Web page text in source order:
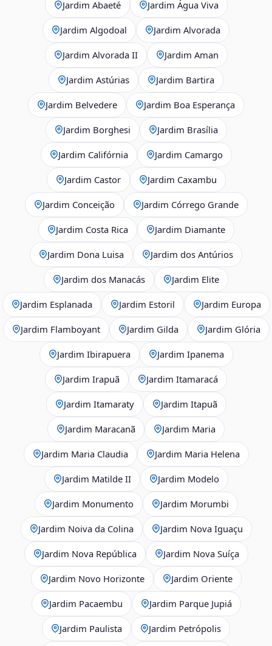
Jardim Abaeté Jardim Água Viva
Jardim Algodoal Jardim Alvorada
Jardim Alvorada II Jardim Aman
Jardim Astúrias Jardim Bartira
Jardim Belvedere Jardim Boa Esperança
Jardim Borghesi Jardim Brasília
Jardim Califórnia Jardim Camargo
Jardim Castor Jardim Caxambu
Jardim Conceição Jardim Córrego Grande
Jardim Costa Rica Jardim Diamante
Jardim Dona Luisa Jardim dos Antúrios
Jardim dos Manacás Jardim Elite
Jardim Esplanada Jardim Estoril Jardim Europa
Jardim Flamboyant Jardim Gilda Jardim Glória
Jardim Ibirapuera Jardim Ipanema
Jardim Irapuã Jardim Itamaracá
Jardim Itamaraty Jardim Itapuã
Jardim Maracanã Jardim Maria
Jardim Maria Claudia Jardim Maria Helena
Jardim Matilde II Jardim Modelo
Jardim Monumento Jardim Morumbi
Jardim Noiva da Colina Jardim Nova Iguaçu
Jardim Nova República Jardim Nova Suíça
Jardim Novo Horizonte Jardim Oriente
Jardim Pacaembu Jardim Parque Jupiá
Jardim Paulista Jardim Petrópolis